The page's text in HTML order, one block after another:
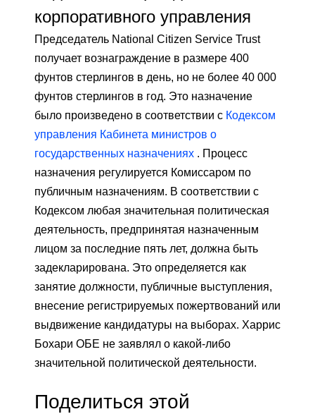
корпоративного управления
Председатель National Citizen Service Trust
получает вознаграждение в размере 400
фунтов стерлингов в день, но не более 40 000
фунтов стерлингов в год. Это назначение
было произведено в соответствии с Кодексом
управления Кабинета министров о
государственных назначениях . Процесс
назначения регулируется Комиссаром по
публичным назначениям. В соответствии с
Кодексом любая значительная политическая
деятельность, предпринятая назначенным
лицом за последние пять лет, должна быть
задекларирована. Это определяется как
занятие должности, публичные выступления,
внесение регистрируемых пожертвований или
выдвижение кандидатуры на выборах. Харрис
Бохари ОБЕ не заявлял о какой-либо
значительной политической деятельности.
Поделиться этой